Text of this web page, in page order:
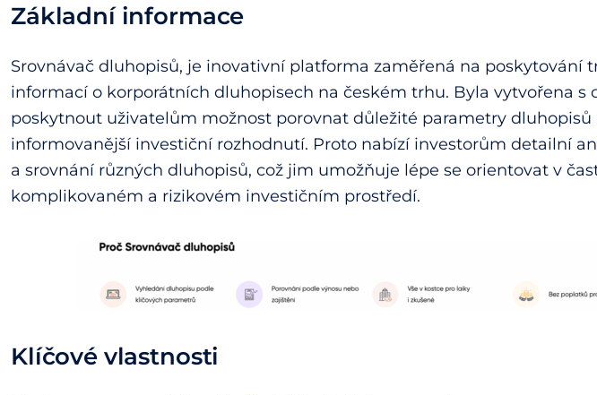
Základní informace
Srovnávač dluhopisů, je inovativní platforma zaměřená na poskytování
informací o korporátních dluhopisech na českém trhu. Byla vytvořena s
poskytnout uživatelům možnost porovnat důležité parametry
informovanější investiční rozhodnutí. Proto nabízí investorům detailní
a srovnání různých dluhopisů, což jim umožňuje lépe se orientovat v
komplikovaném a rizikovém investičním prostředí.
Klíčové vlastnosti